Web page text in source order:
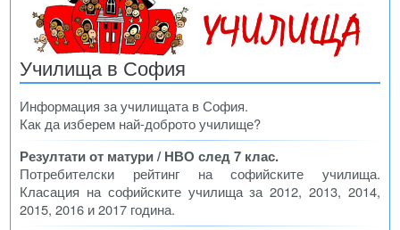
Училища в София
Информация за училищата в София.
Как да изберем най-доброто училище?
Резултати от матури / НВО след 7 клас.
Потребителски рейтинг на софийските училища.
Класация на софийските училища за 2012, 2013, 2014,
2015, 2016 и 2017 година.